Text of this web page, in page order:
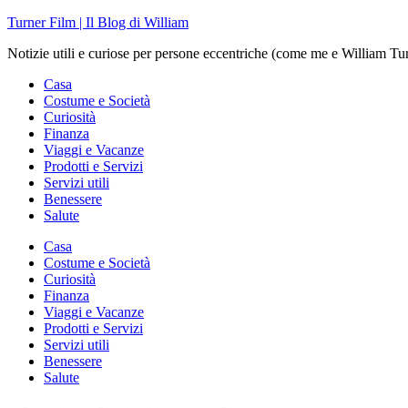
Skip
content
Turner Film | Il Blog di William
Notizie utili e curiose per persone eccentriche (come me e William
Casa
Costume e Società
Curiosità
Finanza
Viaggi e Vacanze
Prodotti e Servizi
Servizi utili
Benessere
Salute
Casa
Costume e Società
Curiosità
Finanza
Viaggi e Vacanze
Prodotti e Servizi
Servizi utili
Benessere
Salute